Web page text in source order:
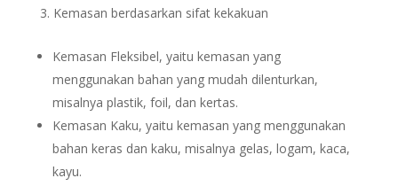
Kemasan berdasarkan sifat kekakuan
Kemasan Fleksibel, yaitu kemasan yang
menggunakan bahan yang mudah dilenturkan,
misalnya plastik, foil, dan kertas.
Kemasan Kaku, yaitu kemasan yang menggunakan
bahan keras dan kaku, misalnya gelas, logam, kaca,
kayu.